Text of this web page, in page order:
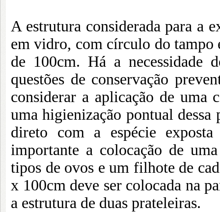
A estrutura considerada para a
em vidro, com círculo do tampo
de 100cm. Há a necessidade
questões de conservação
considerar a aplicação de uma
uma higienização pontual
direto com a espécie
importante a colocação de
tipos de ovos e um filhote de
x 100cm deve ser colocada na
a estrutura de duas prateleiras.